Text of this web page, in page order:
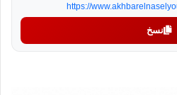
https://
نسخ